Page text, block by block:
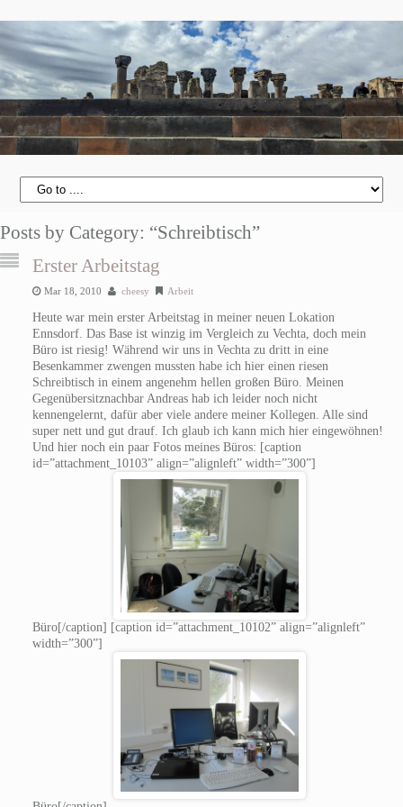
Posts by Category: “Schreibtisch”
Erster Arbeitstag
Mar 18, 2010 cheesy Arbeit
Heute war mein erster Arbeitstag in meiner neuen Lokation
Ennsdorf. Das Base ist winzig im Vergleich zu Vechta, doch mein
Büro ist riesig! Während wir uns in Vechta zu dritt in eine
Besenkammer zwengen mussten habe ich hier einen riesen
Schreibtisch in einem angenehm hellen großen Büro. Meinen
Gegenübersitznachbar Andreas hab ich leider noch nicht
kennengelernt, dafür aber viele andere meiner Kollegen. Alle sind
super nett und gut drauf. Ich glaub ich kann mich hier eingewöhnen!
Und hier noch ein paar Fotos meines Büros: [caption
id=”attachment_10103” align=”alignleft” width=”300”]
Büro[/caption] [caption id=”attachment_10102” align=”alignleft”
width=”300”]